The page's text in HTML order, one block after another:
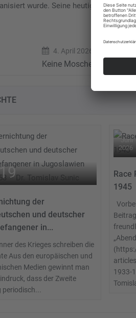
wurde. Seine heutigen Mitstre...
4. April 2026
Keine Moschee in
der
und deutscher
in...
des Krieges schreiben die
Aus den europäischen und
Medien gewinnt man
dass der Zweite
Juni
2026
Race
1945
1933-